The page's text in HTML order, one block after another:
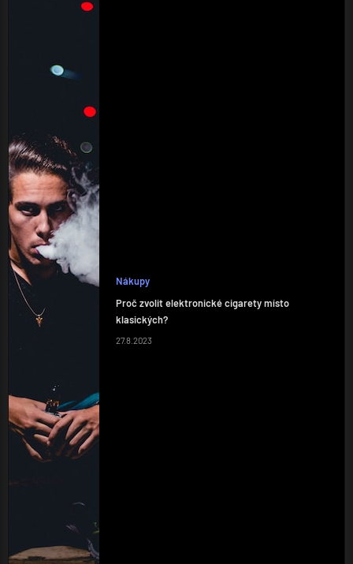
Nákupy
Proč zvolit elektronické cigarety místo
klasických?
27.8.2023